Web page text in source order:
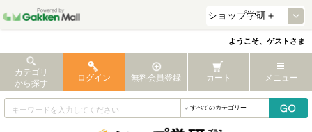
ようこそ、ゲストさま
カテゴリ
から探す
ログイン 無料会員登録 カート メニュー